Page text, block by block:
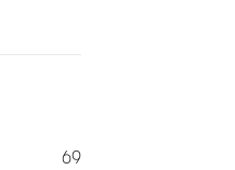
69